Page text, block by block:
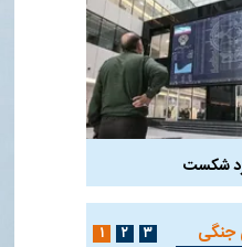
شکست
جنگی ۱ ۲ ۳